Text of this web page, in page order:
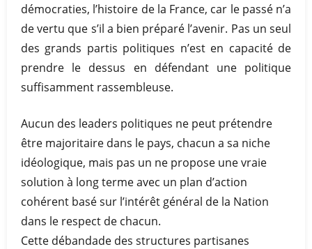
démocraties, l’histoire de la France, car le passé n’a
de vertu que s’il a bien préparé l’avenir. Pas un seul
des grands partis politiques n’est en capacité de
prendre le dessus en défendant une politique
suffisamment rassembleuse.
Aucun des leaders politiques ne peut prétendre
être majoritaire dans le pays, chacun a sa niche
idéologique, mais pas un ne propose une vraie
solution à long terme avec un plan d’action
cohérent basé sur l’intérêt général de la Nation
dans le respect de chacun.
Cette débandade des structures partisanes